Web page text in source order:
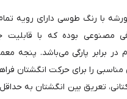
با رنگ طوسی دارای رویه تمام
مصنوعی بوده که با قابلیت
پارگی می‌باشد. پنجه معمولی
را برای حرکت انگشتان فراهم
تعریق بین انگشتان به حداقل